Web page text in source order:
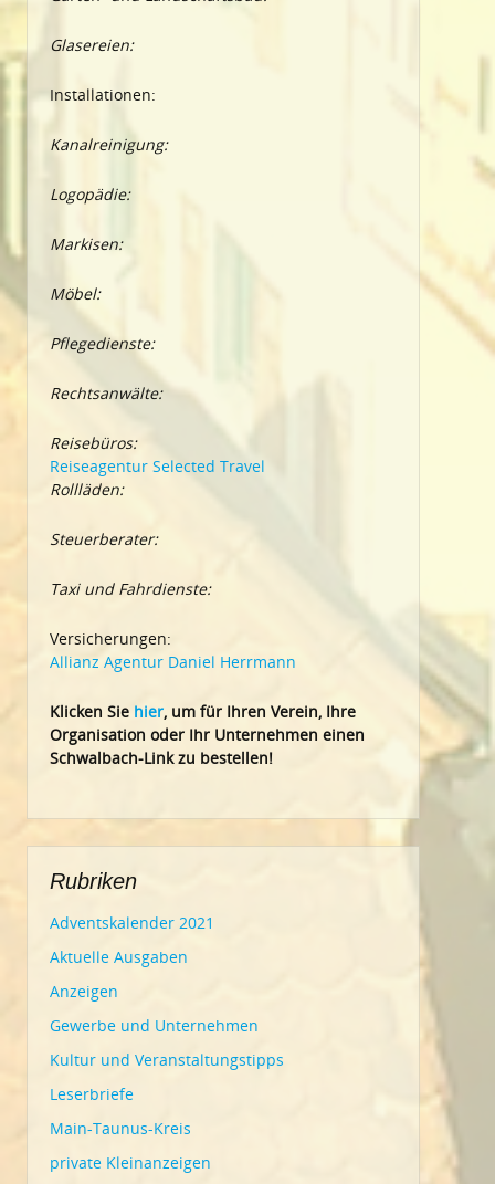
Glasereien:
Installationen:
Kanalreinigung:
Logopädie:
Markisen:
Möbel:
Pflegedienste:
Rechtsanwälte:
Reisebüros:
Reiseagentur Selected Travel
Rollläden:
Steuerberater:
Taxi und Fahrdienste:
Versicherungen:
Allianz Agentur Daniel Herrmann
Klicken Sie hier, um für Ihren Verein, Ihre
Organisation oder Ihr Unternehmen einen
Schwalbach-Link zu bestellen!
Rubriken
Adventskalender 2021
Aktuelle Ausgaben
Anzeigen
Gewerbe und Unternehmen
Kultur und Veranstaltungstipps
Leserbriefe
Main-Taunus-Kreis
private Kleinanzeigen